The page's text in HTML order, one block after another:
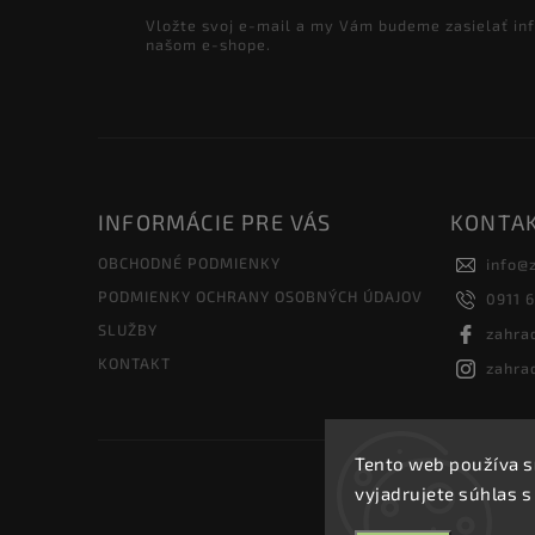
Tento web používa
vyjadrujete súhlas
Vložte svoj e-mail a my Vám budeme zasielať
našom e-shope.
INFORMÁCIE PRE VÁS
OBCHODNÉ PODMIENKY
PODMIENKY OCHRANY OSOBNÝCH ÚDAJOV
SLUŽBY
KONTAKT
info@
0911